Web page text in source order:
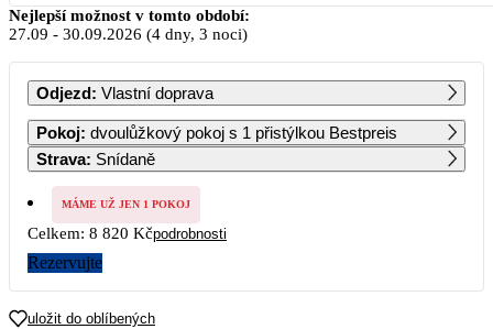
Září 2026
PO ÚT ST ČT PÁ SO NE
1 2
5 670
3
5 670
4
7 340
5
5 450
6
5 490
7 8 9 10 11 12 13
14 15 16
21 22 23 24 25 26 27
Nejlepší možnost v tomto období:
27.09 - 30.09.2026 (4 dny, 3 noci)
Odjezd: Vlastní doprava
Pokoj: dvoulůžkový pokoj s 1 přistýlkou Bestpreis
Strava: Snídaně
MÁME UŽ JEN 1 POKOJ
Celkem: 8 820 Kčpodrobnosti
Rezervujte
uložit do oblíbených